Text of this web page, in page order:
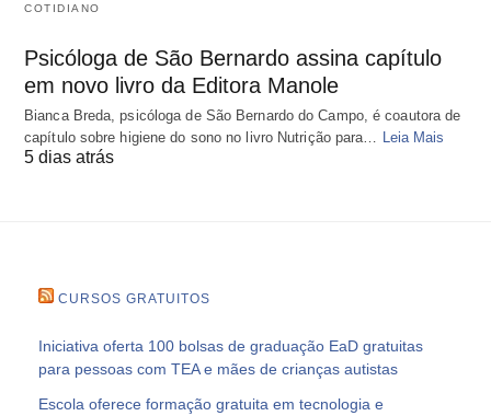
COTIDIANO
Psicóloga de São Bernardo assina capítulo
em novo livro da Editora Manole
Bianca Breda, psicóloga de São Bernardo do Campo, é coautora de
capítulo sobre higiene do sono no livro Nutrição para…
Leia Mais
5 dias atrás
CURSOS GRATUITOS
Iniciativa oferta 100 bolsas de graduação EaD gratuitas
para pessoas com TEA e mães de crianças autistas
Escola oferece formação gratuita em tecnologia e